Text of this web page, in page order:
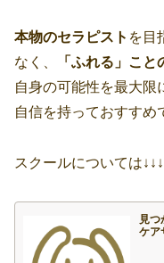
本物のセラピスト を目
なく、
「ふれる」こと
自身の可能性を最大限
自信を持っておすすめ
スクールについては↓↓↓
見
ケア